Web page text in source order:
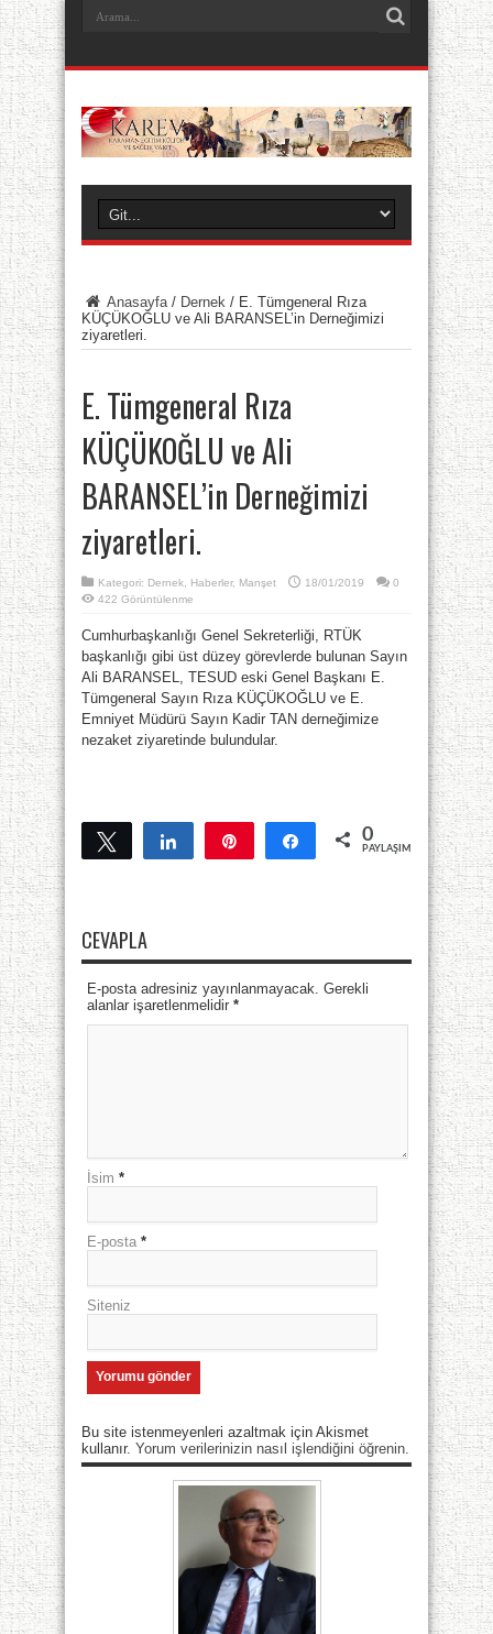
Anasayfa / Dernek / E. Tümgeneral Rıza
KÜÇÜKOĞLU ve Ali BARANSEL’in Derneğimizi
ziyaretleri.
E. Tümgeneral Rıza
KÜÇÜKOĞLU ve Ali
BARANSEL’in Derneğimizi
ziyaretleri.
Kategori: Dernek Haberler, Manşet 18/01/2019
0
422 Görüntülenme
Cumhurbaşkanlığı Genel Sekreterliği, RTÜK
başkanlığı gibi üst düzey görevlerde bulunan Sayın
Ali BARANSEL, TESUD eski Genel Başkanı E.
Tümgeneral Sayın Rıza KÜÇÜKOĞLU ve E.
Emniyet Müdürü Sayın Kadir TAN derneğimize
nezaket ziyaretinde bulundular.
Tweetle Paylaş Paylaş 0
PAYLAŞIMLAR
CEVAPLA
E-posta adresiniz yayınlanmayacak. Gerekli
alanlar işaretlenmelidir *
İsim *
E-posta *
Siteniz
Bu site istenmeyenleri azaltmak için Akismet
kullanır. Yorum verilerinizin nasıl işlendiğini öğrenin.